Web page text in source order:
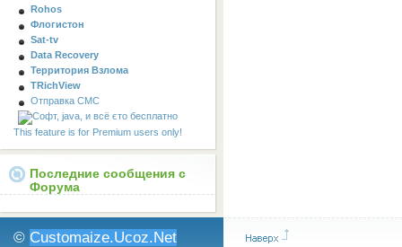
Rohos
Флогистон
Sat-tv
Data Recovery
Территория Взлома
TRichView
Отправка СМС
This feature is for Premium users only!
Последние сообщения с
Форума
© Customaize.Ucoz.Net